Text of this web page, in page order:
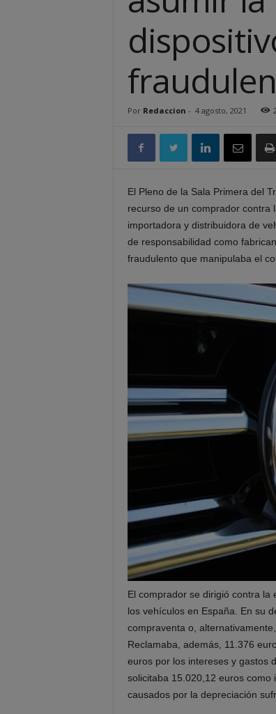
Por Redaccion - 4 agosto, 2021
El Pleno de la Sala Primera del
recurso de un comprador contra
importadora y distribuidora de
de responsabilidad como
fraudulento que manipulaba el
El comprador se dirigió contra la
los vehículos en España . En su
compraventa o, alternativamente,
Reclamaba, además, 11.376
euros por los intereses y gastos
solicitaba 15.020,12 euros como
causados por la depreciación